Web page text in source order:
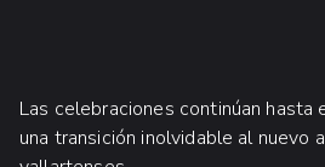
Las celebraciones continúan hasta
una transición inolvidable al nuevo